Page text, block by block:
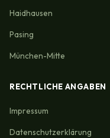
Haidhausen
Pasing
München-Mitte
RECHTLICHE ANGABEN
Impressum
Datenschutzerklärung